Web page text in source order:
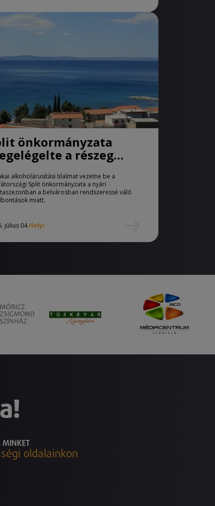
önkormányzata
a részeg
alkoholárusítási tilalmat vezetne be a
Split önkormányzata a nyári
a belvárosban rendszeressé váló
miatt.
július 04.Helyi
MINKET
oldalainkon